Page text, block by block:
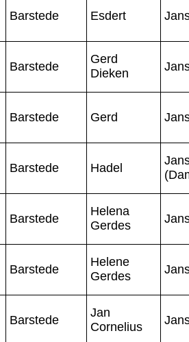
Barstede Esdert
Barstede
Gerd
Dieken
Barstede Gerd
Barstede Hadel
Barstede
Helena
Gerdes
Barstede
Helene
Gerdes
Barstede
Jan
Cornelius